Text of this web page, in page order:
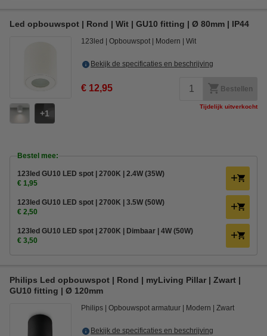
Led opbouwspot | Rond | Wit | GU10 fitting | Ø 80mm | IP44
1
123led Opbouwspot Modern Wit
Bekijk de specificaties en beschrijving
€ 12,95 Bestellen
Tijdelijk uitverkocht
Bestel mee:
123led GU10 LED spot | 2700K | 2.4W (35W)
€ 1,95
123led GU10 LED spot | 2700K | 3.5W (50W)
€ 2,50
123led GU10 LED spot | 2700K | Dimbaar | 4W (50W)
€ 3,50
Philips Led opbouwspot | Rond | myLiving Pillar | Zwart |
GU10 fitting | Ø 120mm
Philips Opbouwspot armatuur Modern Zwart
Bekijk de specificaties en beschrijving